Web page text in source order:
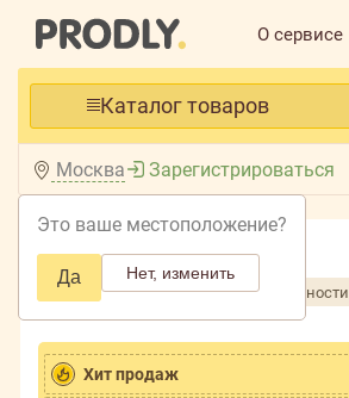
О сервисе
Каталог товаров
Москва
Это ваше местоположение?
Да Нет, изменить
Зарегистрироваться
Главная /Каталог /
Сортировка товаров по популярности
Хит продаж